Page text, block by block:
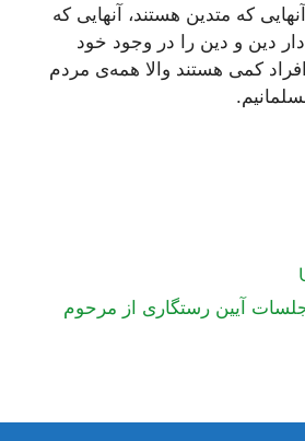
که متدین هستند، آنهایی که
دین و دین را در وجود خود
کمی هستند والا همه‌ی مردم
آیین رستگاری از مرحوم